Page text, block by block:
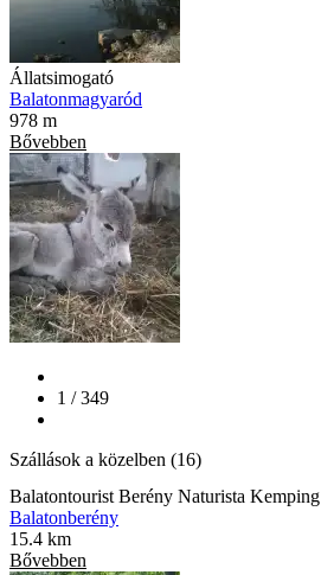
Állatsimogató
Balatonmagyaród
978 m
Bővebben
1 / 349
Szállások a közelben (16)
Balatontourist Berény Naturista Kemping
Balatonberény
15.4 km
Bővebben